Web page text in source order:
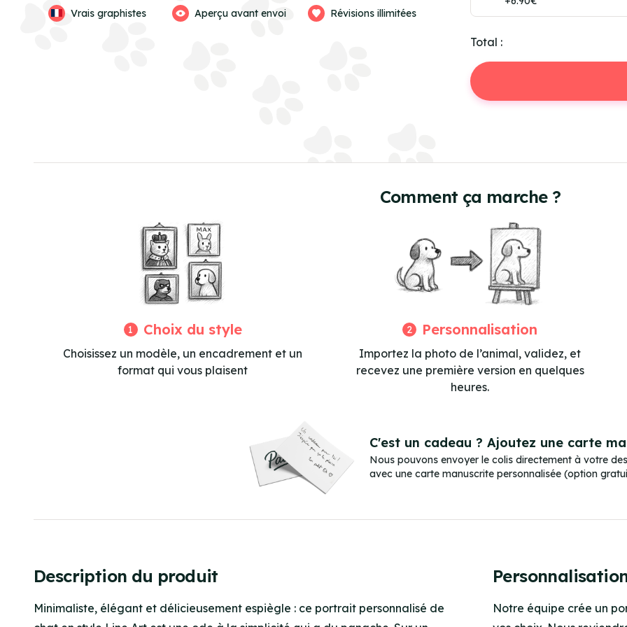
Vrais graphistes Aperçu avant envoi Révisions illimitées
Total :
Comment ça marche ?
1 Choix du style
Choisissez un modèle, un encadrement et un
format qui vous plaisent
2 Personnalisation
Importez la photo de l’animal, validez, et
recevez une première version en quelques
heures.
C'est un cadeau ? Ajoutez une carte
Nous pouvons envoyer le colis directement à votre
avec une carte manuscrite personnalisée (option
Description du produit
Minimaliste, élégant et délicieusement espiègle : ce portrait personnalisé de
Notre équipe crée un